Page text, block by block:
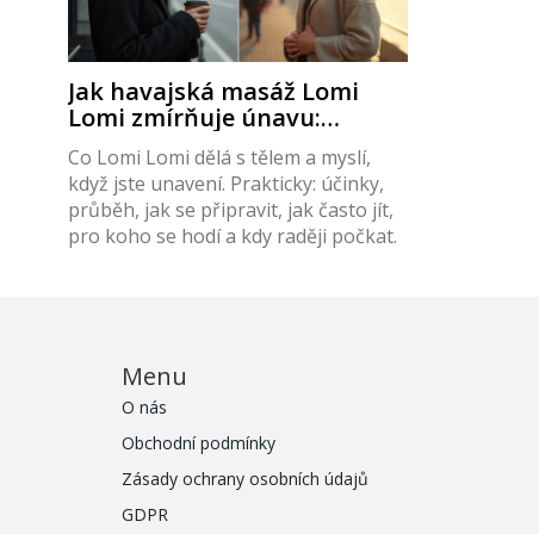
Jak havajská masáž Lomi
Lomi zmírňuje únavu:
účinky, průběh a tipy z praxe
Co Lomi Lomi dělá s tělem a myslí,
když jste unavení. Prakticky: účinky,
průběh, jak se připravit, jak často jít,
pro koho se hodí a kdy raději počkat.
Menu
O nás
Obchodní podmínky
Zásady ochrany osobních údajů
GDPR